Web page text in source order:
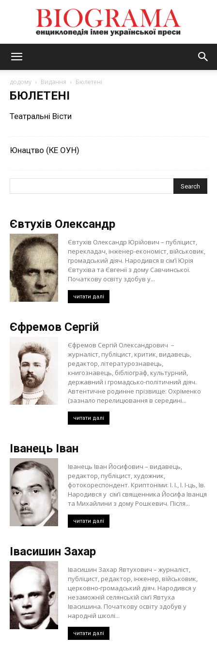
додому Видання Бюлетені
БЮЛЕТЕНІ
Театральні Вісти
Юнацтво (КЕ ОУН)
Євтухів Олександр
Євтухів Олександр Юрійович – публіцист,
перекладач, інженер-економіст, військовик,
громадський діяч. Народився в сім’ї Юрія
Євтухіва та Євгенії з дому Савчинської.
Початкову освіту здобув у...
читати далі
Єфремов Сергій
Єфремов Сергій Олександрович –
журналіст, публіцист, критик, видавець,
редактор, літературознавець,
книгознавець, бібліограф, культурний,
державний і громадсько-політичний діяч.
Автентичне родинне прізвище: Охріменко
(зазнало перелицювання в середині...
читати далі
Іванець Іван
Іванець Іван Йосифович – видавець,
редактор, публіцист, художник,
фотокореспондент. Криптоніми: І. І., І. І-ць, Ів.
Народився у сім’ї священника Йосифа Іванця
та Михайлини з дому Рошкевич. Після...
читати далі
Івасишин Захар
Івасишин Захар Явтухович – журналіст,
публіцист, редактор, інженер, військовик,
церковно-громадський діяч. Народився у
незаможній селянській сім’ї Явтуха
Івасишина. Початкову освіту здобув у
народній школі...
читати далі